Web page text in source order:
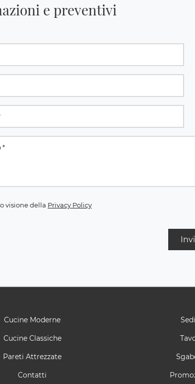
e preventivi
visione della Privacy Policy
Cucine Moderne
Cucine Classiche
Pareti Attrezzate
Contatti